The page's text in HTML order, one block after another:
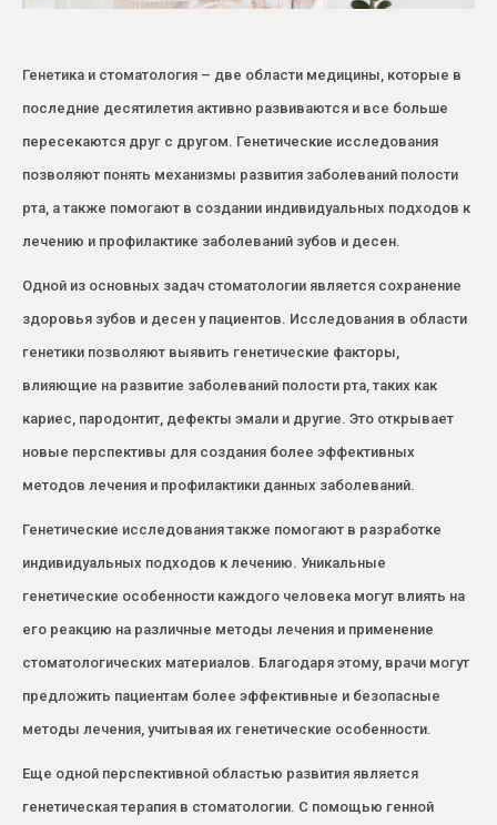
Генетика и стоматология – две области медицины, которые в
последние десятилетия активно развиваются и все больше
пересекаются друг с другом. Генетические исследования
позволяют понять механизмы развития заболеваний полости
рта, а также помогают в создании индивидуальных подходов к
лечению и профилактике заболеваний зубов и десен.
Одной из основных задач стоматологии является сохранение
здоровья зубов и десен у пациентов. Исследования в области
генетики позволяют выявить генетические факторы,
влияющие на развитие заболеваний полости рта, таких как
кариес, пародонтит, дефекты эмали и другие. Это открывает
новые перспективы для создания более эффективных
методов лечения и профилактики данных заболеваний.
Генетические исследования также помогают в разработке
индивидуальных подходов к лечению. Уникальные
генетические особенности каждого человека могут влиять на
его реакцию на различные методы лечения и применение
стоматологических материалов. Благодаря этому, врачи могут
предложить пациентам более эффективные и безопасные
методы лечения, учитывая их генетические особенности.
Еще одной перспективной областью развития является
генетическая терапия в стоматологии. С помощью генной